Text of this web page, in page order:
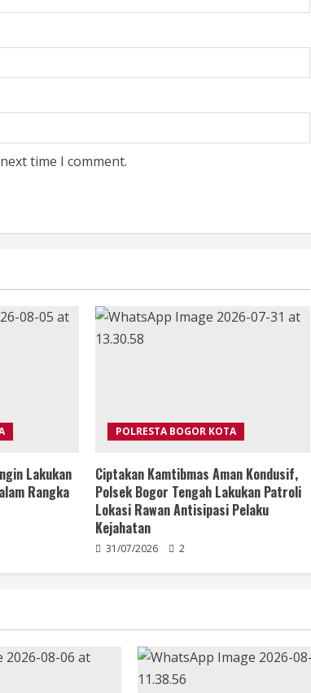
time I comment.
Lakukan
Rangka
POLRESTA BOGOR KOTA
Ciptakan Kamtibmas Aman Kondusif,
Polsek Bogor Tengah Lakukan Patroli
Lokasi Rawan Antisipasi Pelaku
Kejahatan
31/07/2026 2